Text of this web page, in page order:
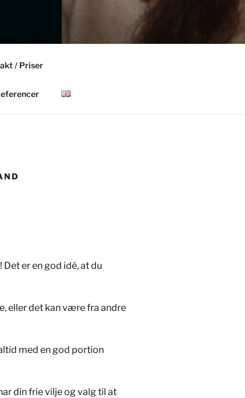
/ Priser
er en god idé, at du
eller det kan være fra andre
med en god portion
din frie vilje og valg til at